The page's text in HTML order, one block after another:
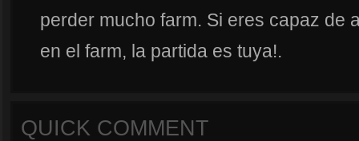
perder mucho farm. Si eres capaz de
en el farm, la partida es tuya!.
QUICK COMMENT